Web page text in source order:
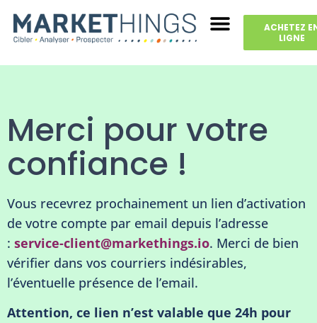
ACHETEZ
LIGNE
Merci pour votre
confiance !
Vous recevrez prochainement un lien d’activation
de votre compte par email depuis l’adresse
: service-client@markethings.io. Merci de bien
vérifier dans vos courriers indésirables,
l’éventuelle présence de l’email.
Attention, ce lien n’est valable que 24h pour